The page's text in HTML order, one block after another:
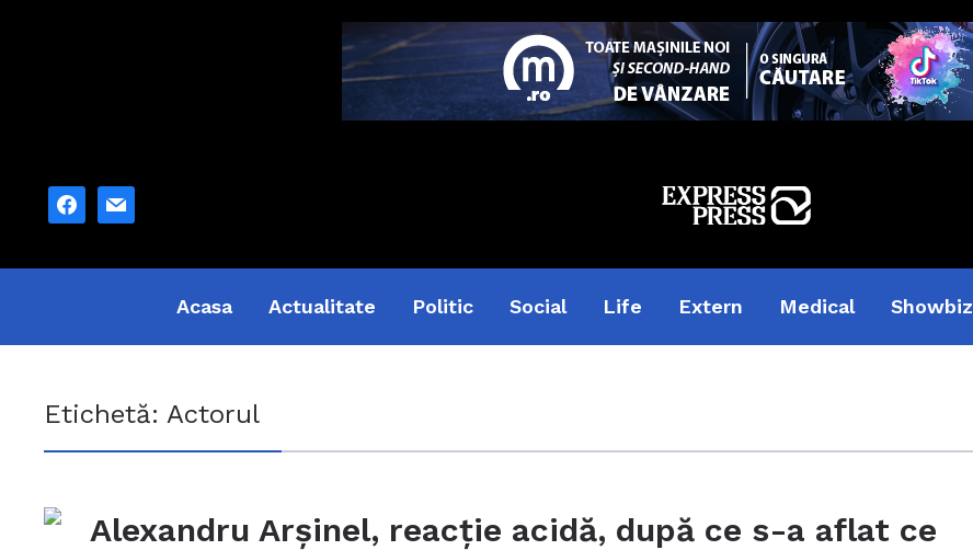
facebook
mail
Acasa Actualitate Politic Social Life Extern Medical Showbiz
Etichetă: Actorul
Alexandru Arșinel, reacție acidă, după ce s-a aflat ce